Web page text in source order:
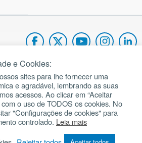
João Paulo II
de Oração
site
e Cookies:
sites para lhe fornecer uma
e agradável, lembrando as suas
acessos. Ao clicar em “Aceitar
o uso de TODOS os cookies. No
"Configurações de cookies" para
controlado. Leia mais